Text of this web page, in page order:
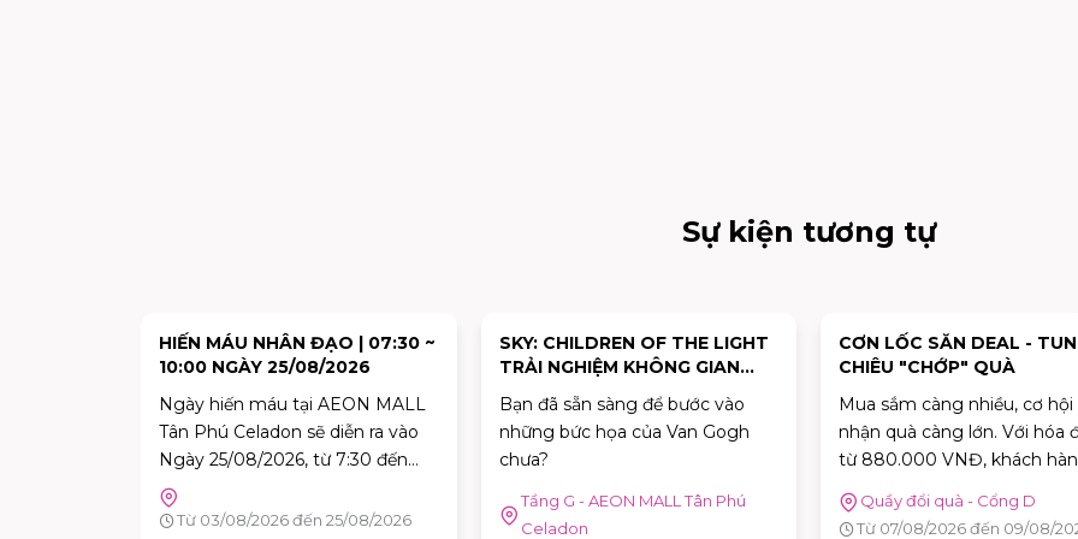
Sự kiện tương tự
HIẾN MÁU NHÂN ĐẠO | 07:30 ~
10:00 NGÀY 25/08/2026
Ngày hiến máu tại AEON MALL
Tân Phú Celadon sẽ diễn ra vào
Ngày 25/08/2026, từ 7:30 đến
10:00. Đây là dịp tuyệt vời để mỗi
người trong chúng ta góp phần
Từ 03/08/2026 đến 25/08/2026
SKY: CHILDREN OF THE LIGHT
TRẢI NGHIỆM KHÔNG GIAN
NGHỆ THUẬT "VAN GOGH
THƯƠNG MẾN"
Bạn đã sẵn sàng để bước vào
những bức họa của Van Gogh
chưa?
Tầng G - AEON MALL Tân Phú
Celadon
CƠN LỐC SĂN DEAL -
CHIÊU "CHỚP" QUÀ
Mua sắm càng nhiều, cơ hội
nhận quà càng lớn. Với hóa
từ 880.000 VNĐ, khách
được tham gia trò chơi "Cơn
Deal" để thử thách phản xạ,
Quầy đổi quà - Cổng D
Từ 07/08/2026 đến 09/08/